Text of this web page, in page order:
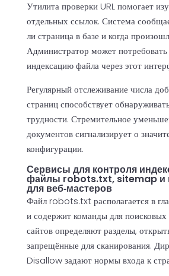
Утилита проверки URL помогает
отдельных ссылок. Система
ли страница в базе и когда
Администратор может
индексацию файла через этот
Регулярный отслеживание числа
страниц способствует
трудности. Стремительное
документов сигнализирует о
конфигурации.
Сервисы для контроля
файлы robots.txt, sitemap и
для веб‑мастеров
Файл robots.txt располагается в
и содержит команды для поисковых
сайтов определяют разделы,
запрещённые для сканирования.
Disallow задают нормы входа к